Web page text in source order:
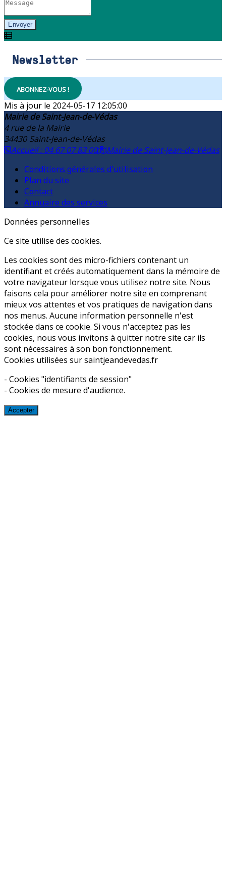
Envoyer
Newsletter
ABONNEZ-VOUS !
2024-05-17 12:05:00
Mairie de Saint-Jean-de-Védas
4 rue de la Mairie
34430 Saint-Jean-de-Védas
Accueil : 04 67 07 83 00
Mairie de Saint-Jean-de-Védas
Conditions générales d'utilisation
Plan du site
Contact
Annuaire des services
Données personnelles
Ce site utilise des cookies.
Les cookies sont des micro-fichiers contenant un
identifiant et créés automatiquement dans la mémoire de
votre navigateur lorsque vous utilisez notre site. Nous
faisons cela pour améliorer notre site en comprenant
mieux vos attentes et vos pratiques de navigation dans
nos menus. Aucune information personnelle n'est
stockée dans ce cookie. Si vous n'acceptez pas les
cookies, nous vous invitons à quitter notre site car ils
sont nécessaires à son bon fonctionnement.
Cookies utilisées sur saintjeandevedas.fr
- Cookies "identifiants de session"
- Cookies de mesure d'audience.
Accepter